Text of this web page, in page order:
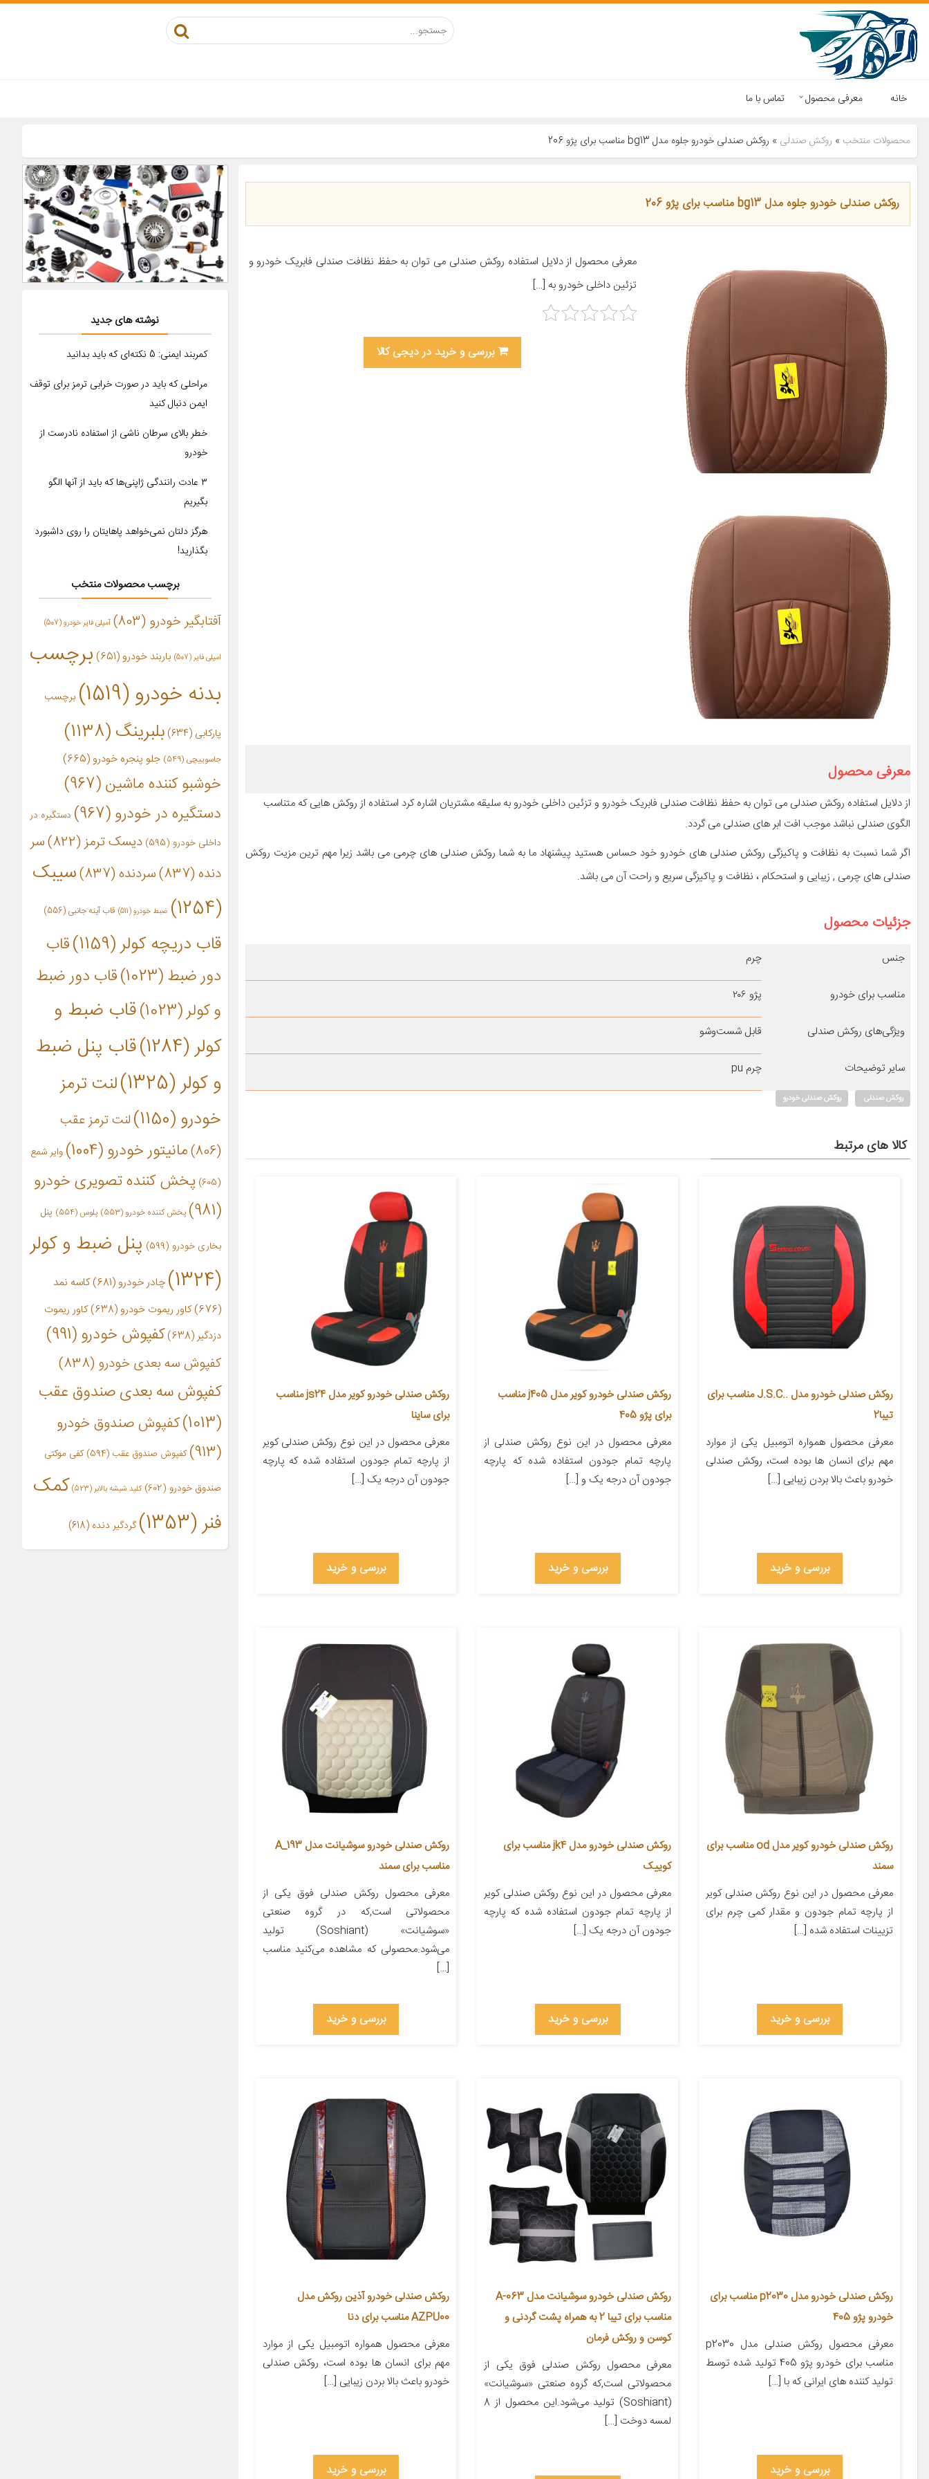
خانه معرفی محصول تماس با ما
محصولات منتخب » روکش صندلی » روکش صندلی خودرو جلوه مدل bg13 مناسب برای پژو 206
روکش صندلی خودرو جلوه مدل bg13 مناسب برای پژو 206
معرفی محصول از دلایل استفاده روکش صندلی می توان به حفظ نظافت صندلی فابریک خودرو و
تزئین داخلی خودرو به […]
بررسی و خرید در دیجی کالا
معرفی محصول
از دلایل استفاده روکش صندلی می توان به حفظ نظافت صندلی فابریک خودرو و تزئین داخلی خودرو به سلیقه مشتریان اشاره کرد استفاده از روکش هایی که متناسب
الگوی صندلی نباشد موجب افت ابر های صندلی می گردد.
اگر شما نسبت به نظافت و پاکیزگی روکش صندلی های خودرو خود حساس هستید پیشنهاد ما به شما روکش صندلی های چرمی می باشد زیرا مهم ترین مزیت روکش
صندلی های چرمی , زیبایی و استحکام ، نظافت و پاکیزگی سریع و راحت آن می باشد.
جزئیات محصول
جنس چرم
مناسب برای خودرو پژو ۲۰۶
ویژگی‌های روکش صندلی قابل شست‌وشو
سایر توضیحات چرم pu
روکش صندلی روکش صندلی خودرو
کالا های مرتبط
روکش صندلی خودرو مدل ..J.S.C مناسب برای
تیبا2
معرفی محصول همواره اتومبیل یکی از موارد
مهم برای انسان ها بوده است، روکش صندلی
خودرو باعث بالا بردن زیبایی […]
بررسی و خرید
روکش صندلی خودرو کویر مدل j405 مناسب
برای پژو 405
معرفی محصول در این نوع روکش صندلی از
پارچه تمام جودون استفاده شده که پارچه
جودون آن درجه یک و […]
بررسی و خرید
روکش صندلی خودرو کویر مدل js24 مناسب
برای ساینا
معرفی محصول در این نوع روکش صندلی کویر
از پارچه تمام جودون استفاده شده که پارچه
جودون آن درجه یک […]
بررسی و خرید
روکش صندلی خودرو کویر مدل od مناسب برای
سمند
معرفی محصول در این نوع روکش صندلی کویر
از پارچه تمام جودون و مقدار کمی چرم برای
تزیینات استفاده شده […]
بررسی و خرید
روکش صندلی خودرو مدل jk4 مناسب برای
کوییک
معرفی محصول در این نوع روکش صندلی کویر
از پارچه تمام جودون استفاده شده که پارچه
جودون آن درجه یک […]
بررسی و خرید
روکش صندلی خودرو سوشیانت مدل A_193
مناسب برای سمند
معرفی محصول روکش صندلی فوق یکی از
محصولاتی است,که در گروه صنعتی
«سوشیانت» (Soshiant) تولید
می‌شود.محصولی که مشاهده می‌کنید مناسب
[…]
بررسی و خرید
روکش صندلی خودرو مدل p2030 مناسب برای
خودرو پژو 405
معرفی محصول روکش صندلی مدل p2030
مناسب برای خودرو پژو 405 تولید شده توسط
تولید کننده های ایرانی که با […]
بررسی و خرید
روکش صندلی خودرو سوشیانت مدل A-063
مناسب برای تیبا 2 به همراه پشت گردنی و
کوسن و روکش فرمان
معرفی محصول روکش صندلی فوق یکی از
محصولاتی است,که گروه صنعتی «سوشیانت»
(Soshiant) تولید می‌شود.این محصول از 8
لمسه دوخت […]
روکش صندلی خودرو آذین روکش مدل
AZPU00 مناسب برای دنا
معرفی محصول همواره اتومبیل یکی از موارد
مهم برای انسان ها بوده است، روکش صندلی
خودرو باعث بالا بردن زیبایی […]
بررسی و خرید
نوشته های جدید
کمربند ایمنی: 5 نکته‌ای که باید بدانید
مراحلی که باید در صورت خرابی ترمز برای توقف
ایمن دنبال کنید
خطر بالای سرطان ناشی از استفاده نادرست از
خودرو
۳ عادت رانندگی ژاپنی‌ها که باید از آنها الگو
بگیریم
هرگز دلتان نمی‌خواهد پاهایتان را روی داشبورد
بگذارید!
برچسب محصولات منتخب
آفتابگیر خودرو (803) آمپلی فایر خودرو(507)
امپلی فایر (507) باربند خودرو(651)
برچسب
بدنه خودرو(1519) برچسب
پارکابی (634) بلبرینگ(1138)
جاسوییچی (549) جلو پنجره خودرو (665)
خوشبو کننده ماشین(967)
دستگیره در خودرو(967)
دستگیره در
داخلی خودرو (595) دیسک ترمز(822)
سر
دنده(837) سردنده(837)
سیبک
(1254)
ضبط خودرو(511) قاب آینه جانبی (556)
قاب دریچه کولر(1159)
قاب
دور ضبط(1023)
قاب دور ضبط
و کولر(1023)
قاب ضبط و
کولر(1284)
قاب پنل ضبط
و کولر(1325)
لنت ترمز
خودرو(1150)
لنت ترمز عقب
(806)
مانیتور خودرو(1004)
وایر شمع
(605)
پخش کننده تصویری خودرو
(981)
پخش کننده خودرو(553) پلوس(554) پنل
بخاری خودرو (599)
پنل ضبط و کولر
(1324)
چادر خودرو (681)
کاسه نمد
(676)
کاور ریموت خودرو(638)
کاور ریموت
دزدگیر(638) کفپوش خودرو(991)
کفپوش سه بعدی خودرو (838)
کفپوش سه بعدی صندوق عقب
(1013)
کفپوش صندوق خودرو
(913)
کفپوش صندوق عقب (594) کفی موکتی
صندوق خودرو (602) کلید شیشه بالابر(523)
کمک
فنر(1353) گردگیر دنده (618)